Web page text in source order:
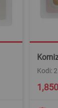
Kodi: